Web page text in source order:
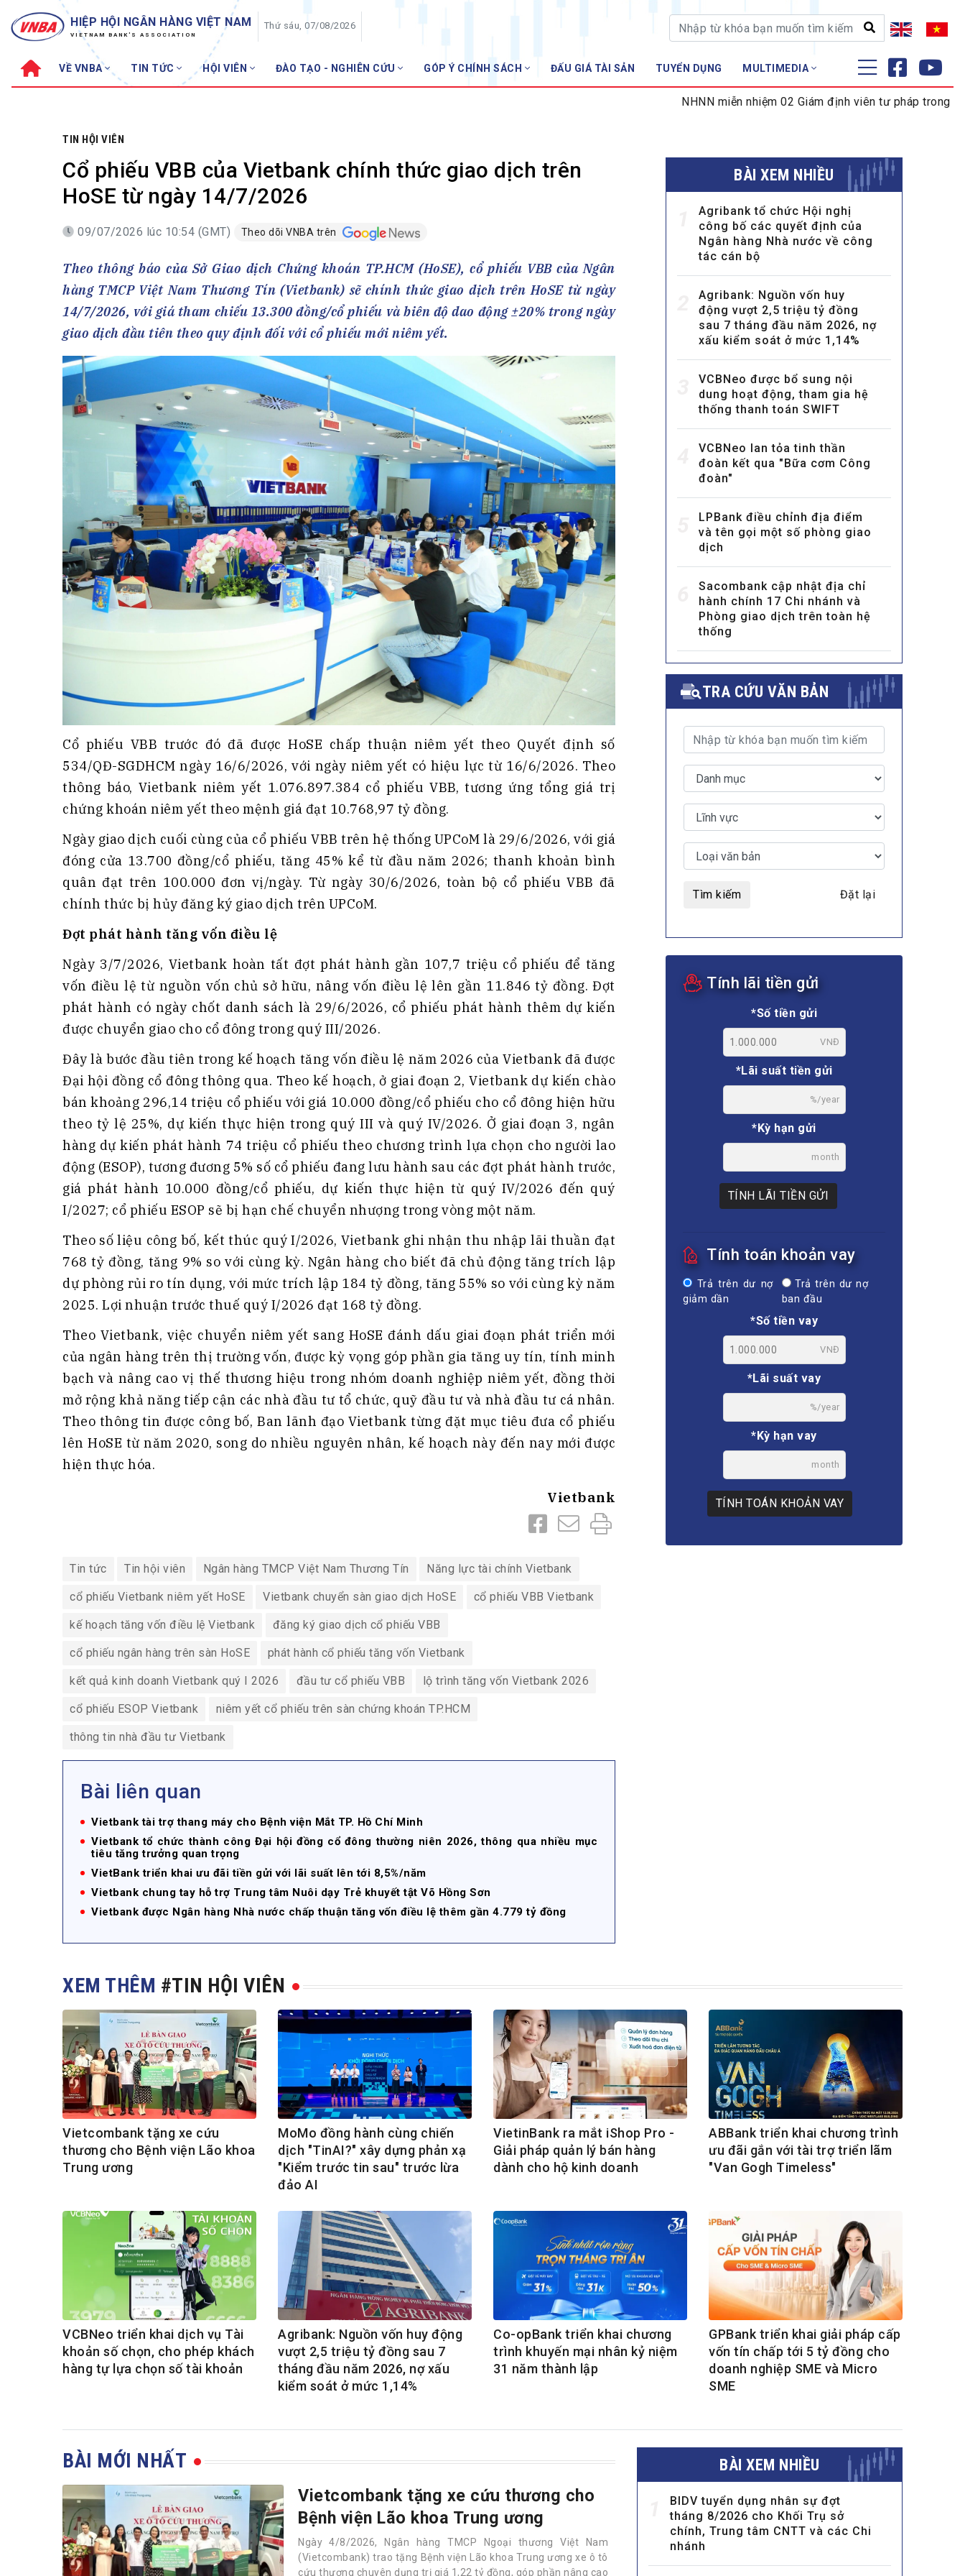
HIỆP HỘI NGÂN HÀNG VIỆT NAM
VIETNAM BANK'S ASSOCIATION
Thứ sáu, 07/08/2026
VỀ VNBA TIN TỨC HỘI VIÊN ĐÀO TẠO - NGHIÊN CỨU GÓP Ý CHÍNH SÁCH ĐẤU GIÁ TÀI SẢN TUYỂN DỤNG MULTIMEDIA
Sơ đồ tổ chức
Hội đồng Hiệp hội
Thường trực Hiệp hội
Cơ quan Thường trực
VNBA các thời kỳ
Bộ Chuẩn mực Đạo đức nghề nghiệp
30 năm VNBA
Tin ngành ngân hàng
Đào tạo
Fintech
Tài chính Tiêu dùng
Thanh toán –Thẻ
Nhà quản trị
Cơ hội việc làm
ĐÀO TẠO - NGHIÊN CỨU
GÓP Ý CHÍNH SÁCH
Tư vấn – Hỏi đáp
Tra cứu văn bản
ĐẤU GIÁ TÀI SẢN TUYỂN DỤNG
MULTIMEDIA
Video
E-magazines
Photos
NHNN miễn nhiệm 02 Giám định viên tư pháp trong lĩnh vực tiền
TIN HỘI VIÊN
Cổ phiếu VBB của Vietbank chính thức giao dịch trên
HoSE từ ngày 14/7/2026
09/07/2026 lúc 10:54 (GMT) Theo dõi VNBA trên
Theo thông báo của Sở Giao dịch Chứng khoán TP.HCM (HoSE), cổ phiếu VBB của Ngân
hàng TMCP Việt Nam Thương Tín (Vietbank) sẽ chính thức giao dịch trên HoSE từ ngày
14/7/2026, với giá tham chiếu 13.300 đồng/cổ phiếu và biên độ dao động ±20% trong ngày
giao dịch đầu tiên theo quy định đối với cổ phiếu mới niêm yết.
Cổ phiếu VBB trước đó đã được HoSE chấp thuận niêm yết theo Quyết định số
534/QĐ-SGDHCM ngày 16/6/2026, với ngày niêm yết có hiệu lực từ 16/6/2026. Theo
thông báo, Vietbank niêm yết 1.076.897.384 cổ phiếu VBB, tương ứng tổng giá trị
chứng khoán niêm yết theo mệnh giá đạt 10.768,97 tỷ đồng.
Ngày giao dịch cuối cùng của cổ phiếu VBB trên hệ thống UPCoM là 29/6/2026, với giá
đóng cửa 13.700 đồng/cổ phiếu, tăng 45% kể từ đầu năm 2026; thanh khoản bình
quân đạt trên 100.000 đơn vị/ngày. Từ ngày 30/6/2026, toàn bộ cổ phiếu VBB đã
chính thức bị hủy đăng ký giao dịch trên UPCoM.
Đợt phát hành tăng vốn điều lệ
Ngày 3/7/2026, Vietbank hoàn tất đợt phát hành gần 107,7 triệu cổ phiếu để tăng
vốn điều lệ từ nguồn vốn chủ sở hữu, nâng vốn điều lệ lên gần 11.846 tỷ đồng. Đợt
phát hành có ngày chốt danh sách là 29/6/2026, cổ phiếu phát hành thêm dự kiến
được chuyển giao cho cổ đông trong quý III/2026.
Đây là bước đầu tiên trong kế hoạch tăng vốn điều lệ năm 2026 của Vietbank đã được
Đại hội đồng cổ đông thông qua. Theo kế hoạch, ở giai đoạn 2, Vietbank dự kiến chào
bán khoảng 296,14 triệu cổ phiếu với giá 10.000 đồng/cổ phiếu cho cổ đông hiện hữu
theo tỷ lệ 25%, dự kiến thực hiện trong quý III và quý IV/2026. Ở giai đoạn 3, ngân
hàng dự kiến phát hành 74 triệu cổ phiếu theo chương trình lựa chọn cho người lao
động (ESOP), tương đương 5% số cổ phiếu đang lưu hành sau các đợt phát hành trước,
giá phát hành 10.000 đồng/cổ phiếu, dự kiến thực hiện từ quý IV/2026 đến quý
I/2027; cổ phiếu ESOP sẽ bị hạn chế chuyển nhượng trong vòng một năm.
Theo số liệu công bố, kết thúc quý I/2026, Vietbank ghi nhận thu nhập lãi thuần đạt
768 tỷ đồng, tăng 9% so với cùng kỳ. Ngân hàng cho biết đã chủ động tăng trích lập
dự phòng rủi ro tín dụng, với mức trích lập 184 tỷ đồng, tăng 55% so với cùng kỳ năm
2025. Lợi nhuận trước thuế quý I/2026 đạt 168 tỷ đồng.
Theo Vietbank, việc chuyển niêm yết sang HoSE đánh dấu giai đoạn phát triển mới
của ngân hàng trên thị trường vốn, được kỳ vọng góp phần gia tăng uy tín, tính minh
bạch và nâng cao vị thế thương hiệu trong nhóm doanh nghiệp niêm yết, đồng thời
mở rộng khả năng tiếp cận các nhà đầu tư tổ chức, quỹ đầu tư và nhà đầu tư cá nhân.
Theo thông tin được công bố, Ban lãnh đạo Vietbank từng đặt mục tiêu đưa cổ phiếu
lên HoSE từ năm 2020, song do nhiều nguyên nhân, kế hoạch này đến nay mới được
hiện thực hóa.
Vietbank
Tin tức Tin hội viên Ngân hàng TMCP Việt Nam Thương Tín Năng lực tài chính Vietbank
cổ phiếu Vietbank niêm yết HoSE Vietbank chuyển sàn giao dịch HoSE cổ phiếu VBB Vietbank
kế hoạch tăng vốn điều lệ Vietbank đăng ký giao dịch cổ phiếu VBB
cổ phiếu ngân hàng trên sàn HoSE phát hành cổ phiếu tăng vốn Vietbank
kết quả kinh doanh Vietbank quý I 2026 đầu tư cổ phiếu VBB lộ trình tăng vốn Vietbank 2026
cổ phiếu ESOP Vietbank niêm yết cổ phiếu trên sàn chứng khoán TP.HCM
thông tin nhà đầu tư Vietbank
Bài liên quan
Vietbank tài trợ thang máy cho Bệnh viện Mắt TP. Hồ Chí Minh
Vietbank tổ chức thành công Đại hội đồng cổ đông thường niên 2026, thông qua nhiều mục
tiêu tăng trưởng quan trọng
VietBank triển khai ưu đãi tiền gửi với lãi suất lên tới 8,5%/năm
Vietbank chung tay hỗ trợ Trung tâm Nuôi dạy Trẻ khuyết tật Võ Hồng Sơn
Vietbank được Ngân hàng Nhà nước chấp thuận tăng vốn điều lệ thêm gần 4.779 tỷ đồng
BÀI XEM NHIỀU
Agribank tổ chức Hội nghị
công bố các quyết định của
Ngân hàng Nhà nước về công
tác cán bộ
Agribank: Nguồn vốn huy
động vượt 2,5 triệu tỷ đồng
sau 7 tháng đầu năm 2026, nợ
xấu kiểm soát ở mức 1,14%
VCBNeo được bổ sung nội
dung hoạt động, tham gia hệ
thống thanh toán SWIFT
VCBNeo lan tỏa tinh thần
đoàn kết qua "Bữa cơm Công
đoàn"
LPBank điều chỉnh địa điểm
và tên gọi một số phòng giao
dịch
Sacombank cập nhật địa chỉ
hành chính 17 Chi nhánh và
Phòng giao dịch trên toàn hệ
thống
TRA CỨU VĂN BẢN
Tìm kiếm Đặt lại
Tính lãi tiền gửi
*Số tiền gửi
VNĐ
*Lãi suất tiền gửi
%/year
*Kỳ hạn gửi
month
TÍNH LÃI TIỀN GỬI
Tính toán khoản vay
Trả trên dư nợ
giảm dần
Trả trên dư nợ
ban đầu
*Số tiền vay
VNĐ
*Lãi suất vay
%/year
*Kỳ hạn vay
month
TÍNH TOÁN KHOẢN VAY
XEM THÊM #TIN HỘI VIÊN
Vietcombank tặng xe cứu
thương cho Bệnh viện Lão khoa
Trung ương
MoMo đồng hành cùng chiến
dịch "TinAI?" xây dựng phản xạ
"Kiểm trước tin sau" trước lừa
đảo AI
VietinBank ra mắt iShop Pro -
Giải pháp quản lý bán hàng
dành cho hộ kinh doanh
ABBank triển khai chương trình
ưu đãi gắn với tài trợ triển lãm
"Van Gogh Timeless"
VCBNeo triển khai dịch vụ Tài
khoản số chọn, cho phép khách
hàng tự lựa chọn số tài khoản
Agribank: Nguồn vốn huy động
vượt 2,5 triệu tỷ đồng sau 7
tháng đầu năm 2026, nợ xấu
kiểm soát ở mức 1,14%
Co-opBank triển khai chương
trình khuyến mại nhân kỷ niệm
31 năm thành lập
GPBank triển khai giải pháp cấp
vốn tín chấp tới 5 tỷ đồng cho
doanh nghiệp SME và Micro
SME
BÀI MỚI NHẤT
Vietcombank tặng xe cứu thương cho
Bệnh viện Lão khoa Trung ương
Ngày 4/8/2026, Ngân hàng TMCP Ngoại thương Việt Nam
(Vietcombank) trao tặng Bệnh viện Lão khoa Trung ương xe ô tô
cứu thương chuyên dụng trị giá 1,22 tỷ đồng, góp phần nâng cao
BÀI XEM NHIỀU
BIDV tuyển dụng nhân sự đợt
tháng 8/2026 cho Khối Trụ sở
chính, Trung tâm CNTT và các Chi
nhánh